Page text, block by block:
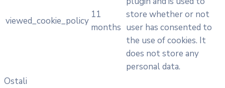
viewed_cookie_policy
11
months
store whether or not
user has consented to
the use of cookies. It
does not store any
personal data.
Ostali